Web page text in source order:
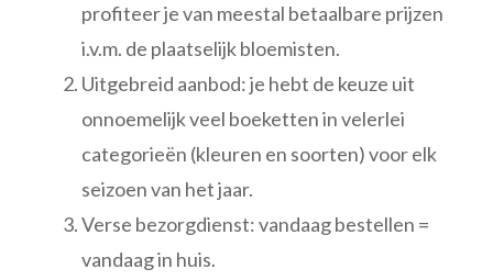
profiteer je van meestal betaalbare prijzen
i.v.m. de plaatselijk bloemisten.
Uitgebreid aanbod: je hebt de keuze uit
onnoemelijk veel boeketten in velerlei
categorieën (kleuren en soorten) voor elk
seizoen van het jaar.
Verse bezorgdienst: vandaag bestellen =
vandaag in huis.